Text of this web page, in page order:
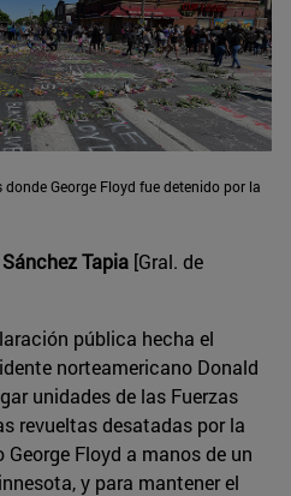
George Floyd fue detenido por la
Tapia [Gral. de
pública hecha el
norteamericano Donald
unidades de las Fuerzas
revueltas desatadas por la
Floyd a manos de un
y para mantener el